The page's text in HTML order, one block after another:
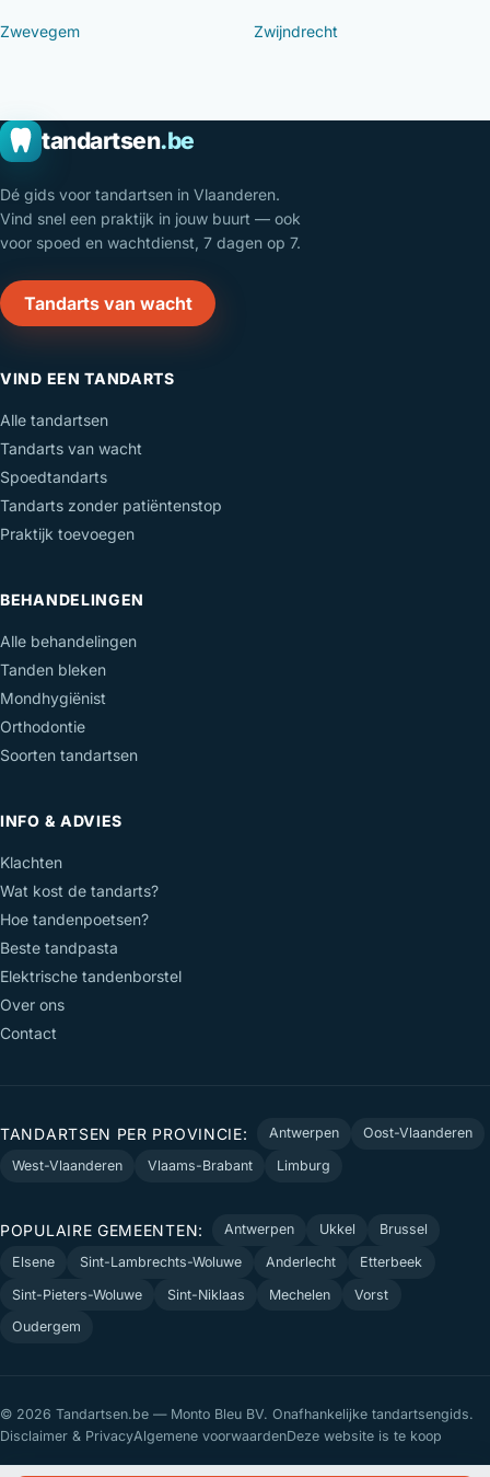
Zwevegem Zwijndrecht
tandartsen.be
Dé gids voor tandartsen in Vlaanderen.
Vind snel een praktijk in jouw buurt — ook
voor spoed en wachtdienst, 7 dagen op 7.
Tandarts van wacht
VIND EEN TANDARTS
Alle tandartsen
Tandarts van wacht
Spoedtandarts
Tandarts zonder patiëntenstop
Praktijk toevoegen
BEHANDELINGEN
Alle behandelingen
Tanden bleken
Mondhygiënist
Orthodontie
Soorten tandartsen
INFO & ADVIES
Klachten
Wat kost de tandarts?
Hoe tandenpoetsen?
Beste tandpasta
Elektrische tandenborstel
Over ons
Contact
TANDARTSEN PER PROVINCIE: Antwerpen
Oost-Vlaanderen
West-Vlaanderen
Vlaams-Brabant Limburg
POPULAIRE GEMEENTEN: Antwerpen Ukkel
Brussel
Elsene
Sint-Lambrechts-Woluwe Anderlecht
Etterbeek
Sint-Pieters-Woluwe
Sint-Niklaas Mechelen
Vorst
Oudergem
© 2026 Tandartsen.be — Monto Bleu BV. Onafhankelijke tandartsengids.
Disclaimer & PrivacyAlgemene voorwaardenDeze website is te koop